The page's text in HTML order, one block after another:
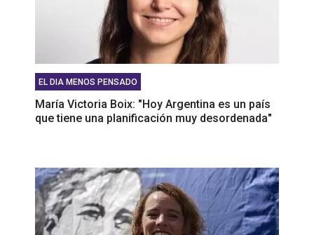
EL DIA MENOS PENSADO
María Victoria Boix: "Hoy Argentina es un país
que tiene una planificación muy desordenada"